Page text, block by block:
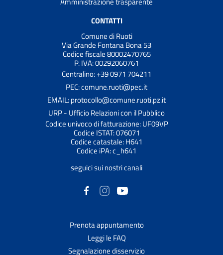
CONTATTI
Comune di Ruoti
Via Grande Fontana Bona 53
Codice fiscale 80002470765
P. IVA: 00292060761
Centralino: +39 0971 704211
PEC: comune.ruoti@pec.it
EMAIL: protocollo@comune.ruoti.pz.it
URP - Ufficio Relazioni con il Pubblico
Codice univoco di fatturazione: UF09VP
Codice ISTAT: 076071
Codice catastale: H641
Codice iPA: c_h641
seguici sui nostri canali
Prenota appuntamento
Leggi le FAQ
Segnalazione disservizio